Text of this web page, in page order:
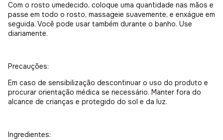
Com o rosto umedecido, coloque uma quantidade nas mãos e
passe em todo o rosto, massageie suavemente, e enxágue em
seguida. Você pode usar também durante o banho. Use
diariamente.
Precauções:
Em caso de sensibilização descontinuar o uso do produto e
procurar orientação médica se necessário. Manter fora do
alcance de crianças e protegido do sol e da luz.
Ingredientes: